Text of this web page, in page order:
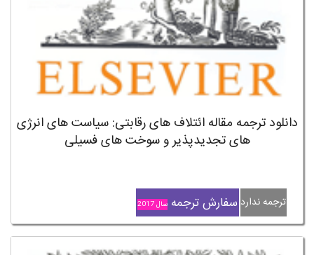
دانلود ترجمه مقاله ائتلاف های رقابتی: سیاست های انرژی
های تجدیدپذیر و سوخت های فسیلی
ترجمه ندارد سفارش ترجمه سال 2017